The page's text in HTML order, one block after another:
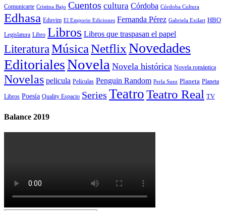
Comunicarte Cristina Bajo Cuentos cultura Córdoba Córdoba Cultura
Edhasa Eduvim El Emporio Ediciones Fernanda Pérez Gabriela Exilart HBO
Legislatura Libro Libros Libros que traspasan el papel
LiteraturaMúsicaNetflixNovedades
EditorialesNovela Novela histórica Novela romántica
Novelas pelicula Películas Penguin Random Perla Suez Planeta Planeta
Libros Poesía Quality Espacio Series TeatroTeatro Real TV
Balance 2019